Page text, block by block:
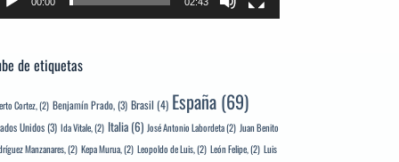
de etiquetas
Cortez,(2) Benjamín Prado,(3) Brasil (4) España (69)
Unidos(3) Ida Vitale,(2) Italia (6) José Antonio Labordeta(2) Juan Benito
Manzanares,(2) Kepa Murua,(2) Leopoldo de Luis,(2) León Felipe,(2) Luis